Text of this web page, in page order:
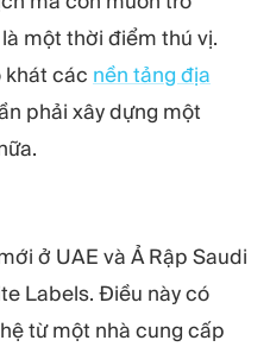
một thời điểm thú vị.
khát các nền tảng địa
phải xây dựng một
ở UAE và Ả Rập Saudi
Labels. Điều này có
từ một nhà cung cấp